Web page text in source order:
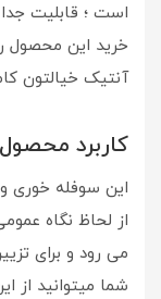
است ؛ قابلیت
خرید این محصول
آنتیک خیالتون
کاربرد محصول
این سوفله خوری و
از لحاظ نگاه
می رود و برای
شما میتوانید از